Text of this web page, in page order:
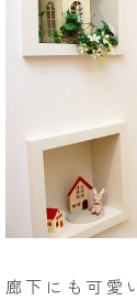
廊下にも可愛